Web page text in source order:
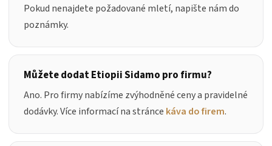
Pokud nenajdete požadované mletí, napište nám do
poznámky.
Můžete dodat Etiopii Sidamo pro firmu?
Ano. Pro firmy nabízíme zvýhodněné ceny a pravidelné
dodávky. Více informací na stránce káva do firem.